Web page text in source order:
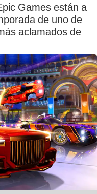
Games están a
de uno de
aclamados de